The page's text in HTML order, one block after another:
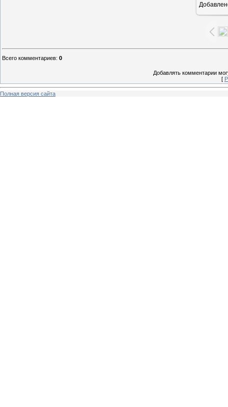
Всего комментариев: 0
Добавлять комментарии
[
Полная версия сайта